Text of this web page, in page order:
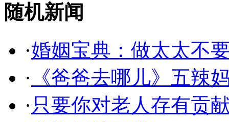
随机新闻
·婚姻宝典：做太太不
· 《爸爸去哪儿》五辣
· 只要你对老人存有贡